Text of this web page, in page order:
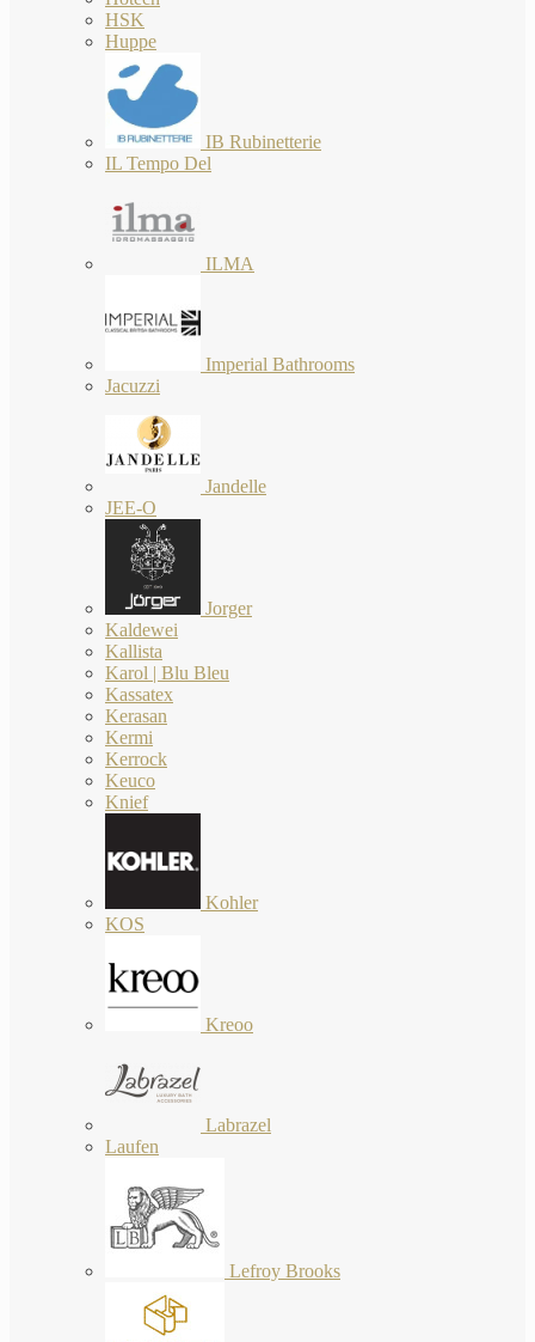
HSK
Huppe
IB Rubinetterie
IL Tempo Del
ILMA
Imperial Bathrooms
Jacuzzi
Jandelle
JEE-O
Jorger
Kaldewei
Kallista
Karol | Blu Bleu
Kassatex
Kerasan
Kermi
Kerrock
Keuco
Knief
Kohler
KOS
Kreoo
Labrazel
Laufen
Lefroy Brooks